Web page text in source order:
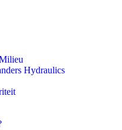
Hydraulics